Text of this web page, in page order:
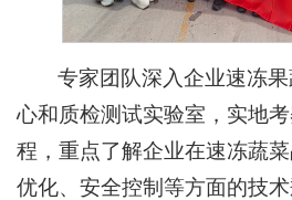
专家团队深入企业速冻
心和质检测试实验室，实地
程，重点了解企业在速冻蔬
优化、安全控制等方面的技